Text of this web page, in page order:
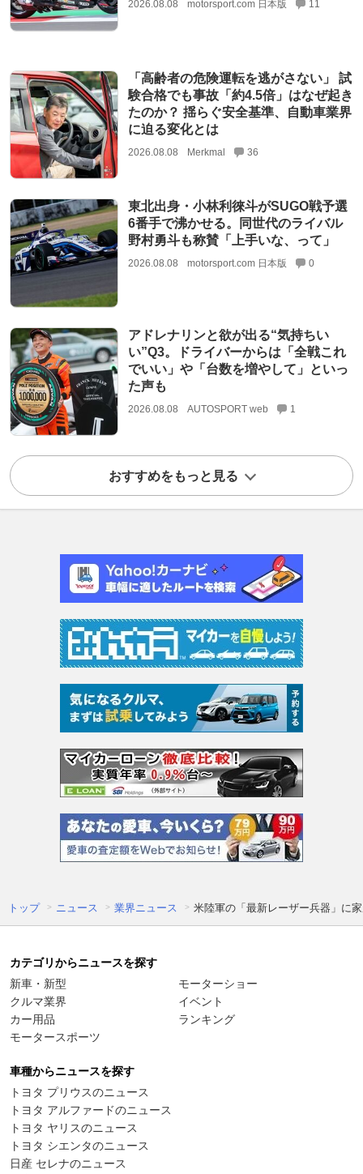
2026.08.08 motorsport.com 日本版 11
「高齢者の危険運転を逃がさない」 試
験合格でも事故「約4.5倍」はなぜ起き
たのか？ 揺らぐ安全基準、自動車業界
に迫る変化とは
2026.08.08 Merkmal 36
東北出身・小林利徠斗がSUGO戦予選
6番手で沸かせる。同世代のライバル
野村勇斗も称賛「上手いな、って」
2026.08.08 motorsport.com 日本版 0
アドレナリンと欲が出る“気持ちい
い”Q3。ドライバーからは「全戦これ
でいい」や「台数を増やして」といっ
た声も
2026.08.08 AUTOSPORT web 1
おすすめをもっと見る
トップ ニュース 業界ニュース 米陸軍の「最新レーザー兵器」に
カテゴリからニュースを探す
新車・新型
クルマ業界
カー用品
モータースポーツ
モーターショー
イベント
ランキング
車種からニュースを探す
トヨタ プリウスのニュース
トヨタ アルファードのニュース
トヨタ ヤリスのニュース
トヨタ シエンタのニュース
日産 セレナのニュース